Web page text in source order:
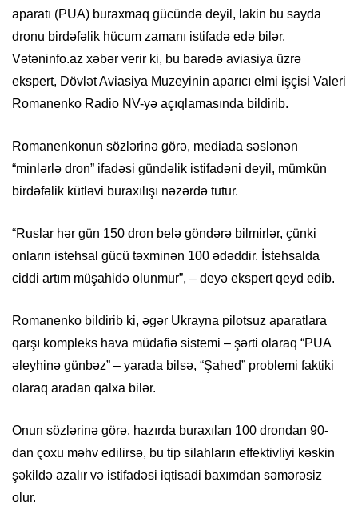
aparatı (PUA) buraxmaq gücündə deyil, lakin bu sayda
dronu birdəfəlik hücum zamanı istifadə edə bilər.
Vətəninfo.az xəbər verir ki, bu barədə aviasiya üzrə
ekspert, Dövlət Aviasiya Muzeyinin aparıcı elmi işçisi Valeri
Romanenko Radio NV-yə açıqlamasında bildirib.
Romanenkonun sözlərinə görə, mediada səslənən
“minlərlə dron” ifadəsi gündəlik istifadəni deyil, mümkün
birdəfəlik kütləvi buraxılışı nəzərdə tutur.
“Ruslar hər gün 150 dron belə göndərə bilmirlər, çünki
onların istehsal gücü təxminən 100 ədəddir. İstehsalda
ciddi artım müşahidə olunmur”, – deyə ekspert qeyd edib.
Romanenko bildirib ki, əgər Ukrayna pilotsuz aparatlara
qarşı kompleks hava müdafiə sistemi – şərti olaraq “PUA
əleyhinə günbəz” – yarada bilsə, “Şahed” problemi faktiki
olaraq aradan qalxa bilər.
Onun sözlərinə görə, hazırda buraxılan 100 drondan 90-
dan çoxu məhv edilirsə, bu tip silahların effektivliyi kəskin
şəkildə azalır və istifadəsi iqtisadi baxımdan səmərəsiz
olur.